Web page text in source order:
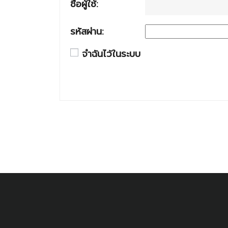
ชื่อผู้ใช้:
รหัสผ่าน:
จำฉันไว้ในระบบ